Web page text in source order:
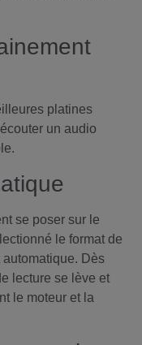
platines
un audio
se poser sur le
le format de
automatique. Dès
lecture se lève et
le moteur et la